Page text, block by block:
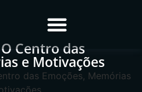
Centro das
e Motivações